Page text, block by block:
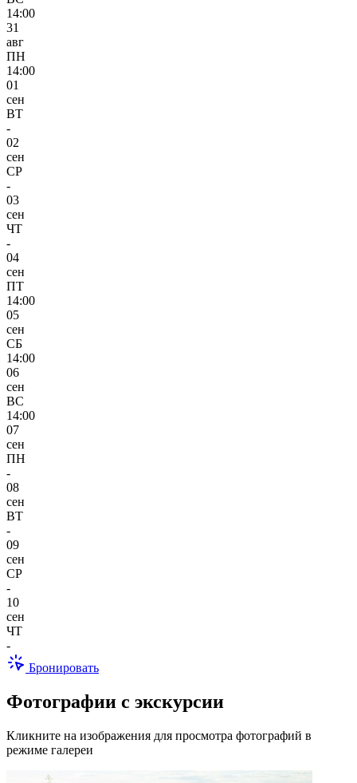
14:00
31
авг
ПН
14:00
01
сен
ВТ
-
02
сен
СР
-
03
сен
ЧТ
-
04
сен
ПТ
14:00
05
сен
СБ
14:00
06
сен
ВС
14:00
07
сен
ПН
-
08
сен
ВТ
-
09
сен
СР
-
10
сен
ЧТ
-
Бронировать
Фотографии с экскурсии
Кликните на изображения для просмотра фотографий в
режиме галереи